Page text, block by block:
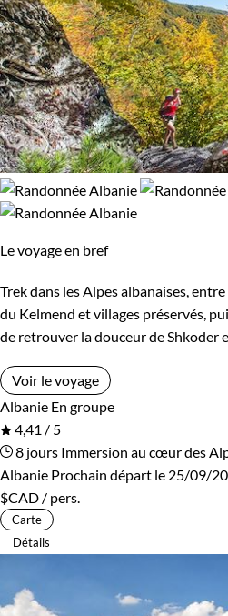
Le voyage en bref
Trek dans les Alpes albanaises,
du Kelmend et villages préservés,
de retrouver la douceur de Shkoder
Voir le voyage
Albanie En groupe
4,41 / 5
8 jours Immersion au cœur des
Albanie Prochain départ le 25/09/
$CAD / pers.
Carte
Détails